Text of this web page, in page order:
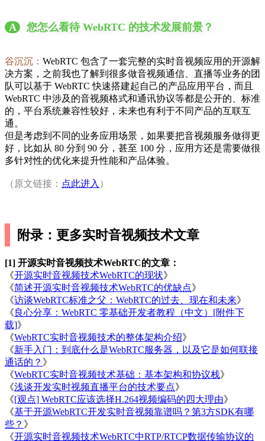
A 您怎么看待 WebRTC 的技术发展前景？
谷沉沉： WebRTC 包含了一套完整的实时音视频应用的开源解
决方案，之前我也了解到很多做音视频通信、直播等业务的团
队可以基于 WebRTC 快速搭建起自己的产品应用平台，而且
WebRTC 中涉及的音视频格式和通讯协议等都是公开的、标准
的，平台系统兼容性较好，未来也有利于不同产品的互联互
通。
但是考虑到不同的业务应用场景，如果要把音视频服务做得更
好，比如从 80 分到 90 分，甚至 100 分，应用方还是需要做很
多针对性的优化来提升性能和产品体验。
（原文链接： 点此进入 ）
附录：更多实时音视频技术文章
[1] 开源实时音视频技术WebRTC的文章：
《开源实时音视频技术WebRTC的现状》
《简述开源实时音视频技术WebRTC的优缺点》
《访谈WebRTC标准之父：WebRTC的过去、现在和未来》
《良心分享：WebRTC 零基础开发者教程（中文）[附件下
载]》
《WebRTC实时音视频技术的整体架构介绍》
《新手入门：到底什么是WebRTC服务器，以及它是如何联接
通话的？ 》
《WebRTC实时音视频技术基础：基本架构和协议栈》
《浅谈开发实时视频直播平台的技术要点》
《[观点] WebRTC应该选择H.264视频编码的四大理由》
《基于开源WebRTC开发实时音视频靠谱吗？第3方SDK有哪
些？ 》
《开源实时音视频技术WebRTC中RTP/RTCP数据传输协议的